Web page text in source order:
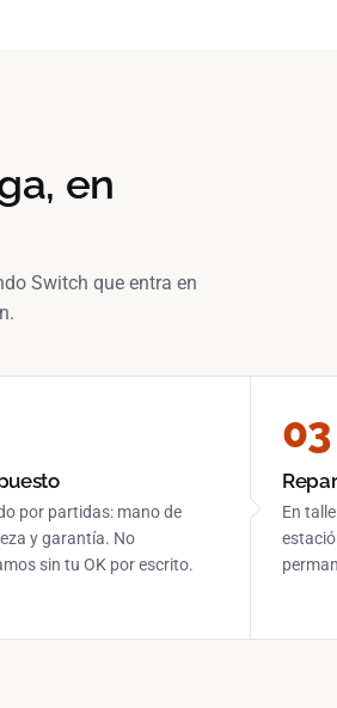
en
Switch que entra en
por partidas: mano de
y garantía. No
sin tu OK por escrito.
En